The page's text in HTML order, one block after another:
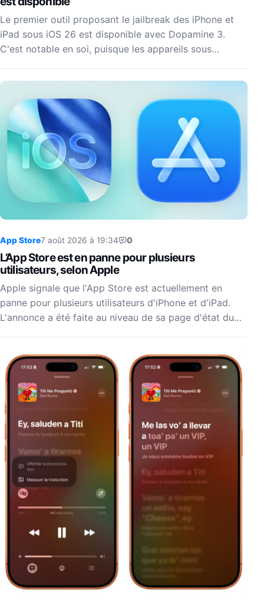
Le premier outil proposant le jailbreak des iPhone et
iPad sous iOS 26 est disponible avec Dopamine 3.
C'est notable en soi, puisque les appareils sous…
App Store7 août 2026 à 19:34 0
L’App Store est en panne pour plusieurs
utilisateurs, selon Apple
Apple signale que l'App Store est actuellement en
panne pour plusieurs utilisateurs d'iPhone et d'iPad.
L'annonce a été faite au niveau de sa page d'état du…